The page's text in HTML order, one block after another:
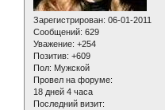
Зарегистрирован: 06-01-2011
Сообщений: 629
Уважение: +254
Позитив: +609
Пол: Мужской
Провел на форуме:
18 дней 4 часа
Последний визит: